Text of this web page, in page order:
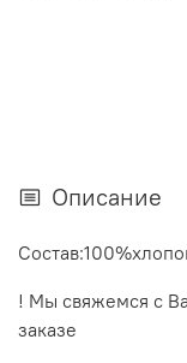
Описание
! Мы свяжемся с
заказе